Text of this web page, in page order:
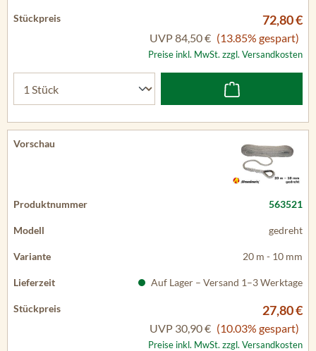
72,80 €
UVP84,50 € (13.85% gespart)
Preise inkl. MwSt. zzgl. Versandkosten
563521
gedreht
20 m - 10 mm
Auf Lager – Versand 1–3 Werktage
27,80 €
UVP 30,90 € (10.03% gespart)
Preise inkl. MwSt. zzgl. Versandkosten